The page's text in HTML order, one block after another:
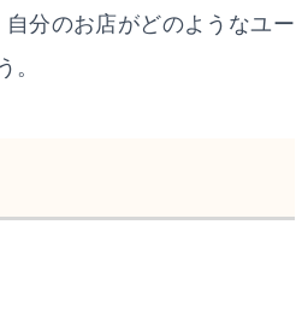
分のお店がどのようなユー
。